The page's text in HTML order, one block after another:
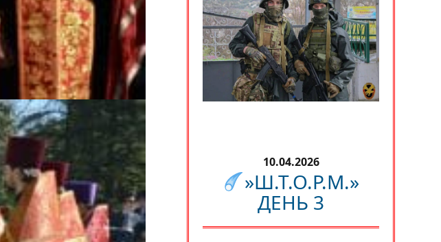
10.04.2026
»Ш.Т.О.Р.М.»
ДЕНЬ 3